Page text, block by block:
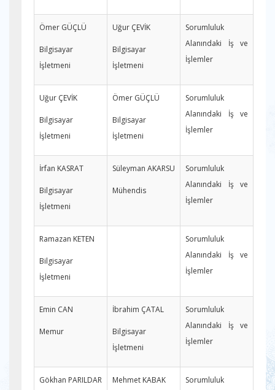
Ömer GÜÇLÜ
Bilgisayar
İşletmeni
Uğur ÇEVİK
Bilgisayar
İşletmeni
Sorumluluk
Alanındaki İş ve
İşlemler
Uğur ÇEVİK
Bilgisayar
İşletmeni
Ömer GÜÇLÜ
Bilgisayar
İşletmeni
Sorumluluk
Alanındaki İş ve
İşlemler
İrfan KASRAT
Bilgisayar
İşletmeni
Süleyman AKARSU
Mühendis
Sorumluluk
Alanındaki İş ve
İşlemler
Ramazan KETEN
Bilgisayar
İşletmeni
Sorumluluk
Alanındaki İş ve
İşlemler
Emin CAN
Memur
İbrahim ÇATAL
Bilgisayar
İşletmeni
Sorumluluk
Alanındaki İş ve
İşlemler
Gökhan PARILDAR Mehmet KABAK
Sorumluluk